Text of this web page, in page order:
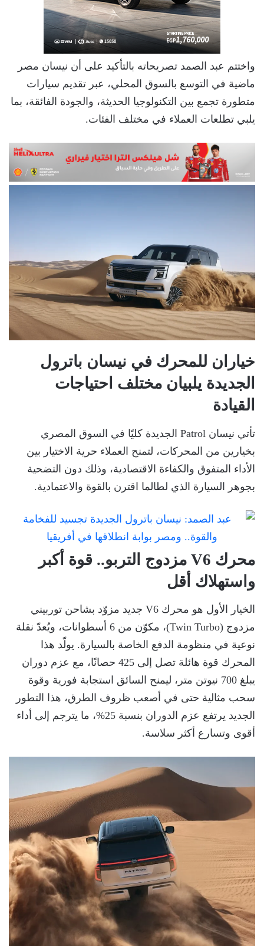
واختتم عبد الصمد تصريحاته بالتأكيد على أن نيسان مصر
ماضية في التوسع بالسوق المحلي، عبر تقديم سيارات
متطورة تجمع بين التكنولوجيا الحديثة، والجودة الفائقة، بما
يلبي تطلعات العملاء في مختلف الفئات.
خياران للمحرك في نيسان باترول
الجديدة يلبيان مختلف احتياجات
القيادة
تأتي نيسان Patrol الجديدة كليًا في السوق المصري
بخيارين من المحركات، لتمنح العملاء حرية الاختيار بين
الأداء المتفوق والكفاءة الاقتصادية، وذلك دون التضحية
بجوهر السيارة الذي لطالما اقترن بالقوة والاعتمادية.
محرك V6 مزدوج التربو.. قوة أكبر
واستهلاك أقل
الخيار الأول هو محرك V6 جديد مزوّد بشاحن توربيني
مزدوج (Twin Turbo)، مكوّن من 6 أسطوانات، ويُعدّ نقلة
نوعية في منظومة الدفع الخاصة بالسيارة. يولّد هذا
المحرك قوة هائلة تصل إلى 425 حصانًا، مع عزم دوران
يبلغ 700 نيوتن متر، ليمنح السائق استجابة فورية وقوة
سحب مثالية حتى في أصعب ظروف الطرق، هذا التطور
الجديد يرتفع عزم الدوران بنسبة 25%، ما يترجم إلى أداء
أقوى وتسارع أكثر سلاسة.